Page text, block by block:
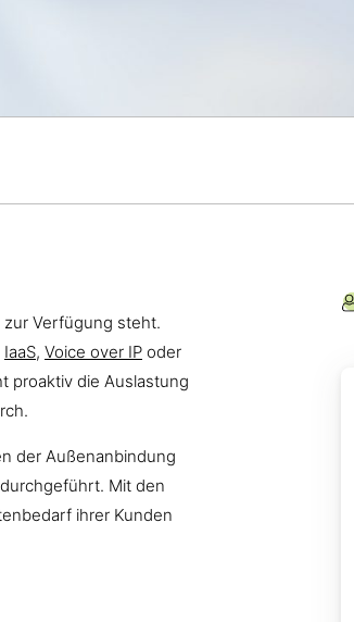
Verfügung steht.
IaaS, Voice over IP oder
proaktiv die Auslastung
der Außenanbindung
Mit den
ihrer Kunden